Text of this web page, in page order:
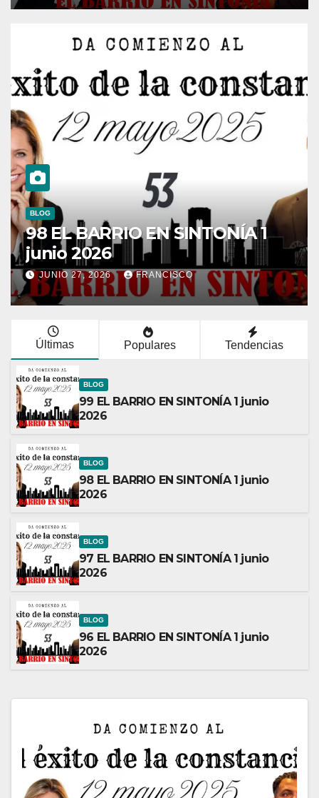
BLOG
97 EL BARRIO EN SINTONÍA 1
junio 2026
JUNIO 27, 2026 FRANCISCO
Últimas Populares Tendencias
BLOG
99 EL BARRIO EN SINTONÍA 1 junio
2026
BLOG
98 EL BARRIO EN SINTONÍA 1 junio
2026
BLOG
97 EL BARRIO EN SINTONÍA 1 junio
2026
BLOG
96 EL BARRIO EN SINTONÍA 1 junio
2026